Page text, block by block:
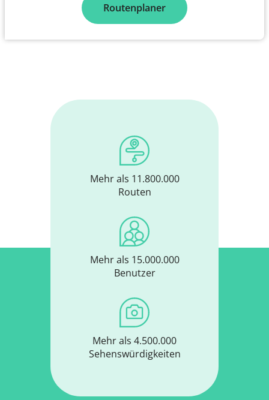
Routenplaner
Mehr als 11.800.000
Routen
Mehr als 15.000.000
Benutzer
Mehr als 4.500.000
Sehenswürdigkeiten